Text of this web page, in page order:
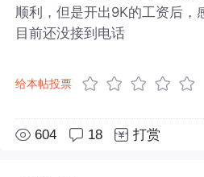
顺利，但是开出9K的工资后，
目前还没接到电话
给本帖投票
604 18 打赏